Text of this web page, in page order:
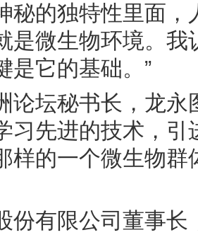
秘的独特性里面
是微生物环境。
是它的基础。”
坛秘书长，龙永
习先进的技术，
样的一个微生物
份有限公司董事长